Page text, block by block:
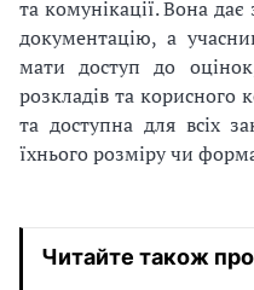
та комунікації. Вона
документацію, а
мати доступ до
розкладів та корисного
та доступна для всіх
їхнього розміру чи
Читайте також